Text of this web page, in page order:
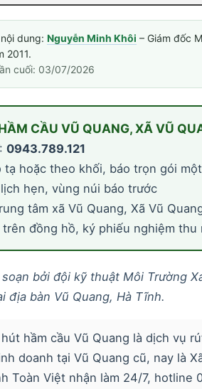
dung: Nguyễn Minh Khôi – Giám đốc
2011.
cuối: 03/07/2026
CẦU VŨ QUANG, XÃ VŨ
0943.789.121
tạ hoặc theo khối, báo trọn gói
hẹn, vùng núi báo trước
tâm xã Vũ Quang, Xã Vũ
đồng hồ, ký phiếu nghiệm thu
bởi đội kỹ thuật Môi Trường
địa bàn Vũ Quang, Hà Tĩnh.
hút hầm cầu Vũ Quang là dịch vụ
doanh tại Vũ Quang cũ, nay là
Toàn Việt nhận làm 24/7,